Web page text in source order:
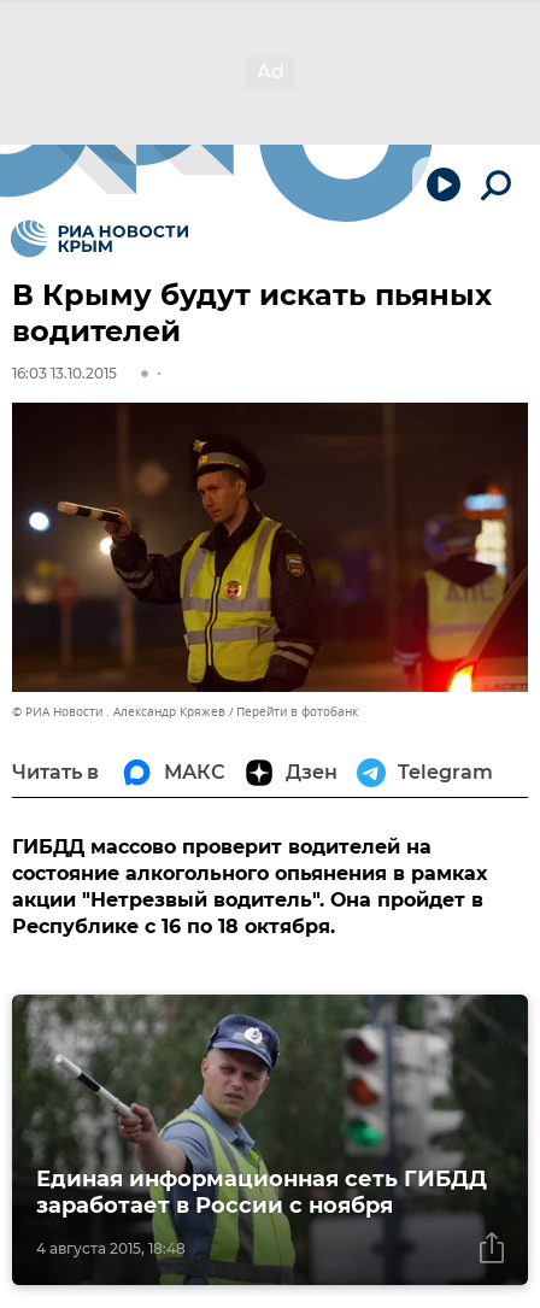
В Крыму будут искать пьяных
водителей
16:03 13.10.2015
© РИА Новости . Александр Кряжев Перейти в фотобанк
Читать в МАКС Дзен Telegram
ГИБДД массово проверит водителей на
состояние алкогольного опьянения в рамках
акции "Нетрезвый водитель". Она пройдет в
Республике с 16 по 18 октября.
4 августа 2015, 18:48
Единая информационная сеть ГИБДД
заработает в России с ноября